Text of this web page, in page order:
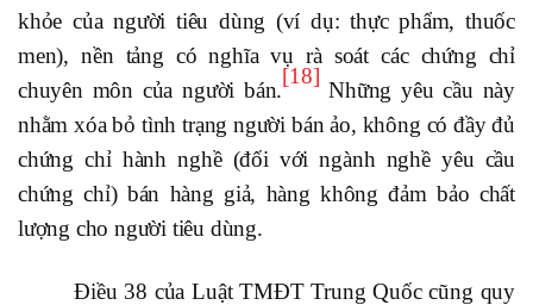
khỏe của người tiêu dùng (ví dụ: thực phẩm, thuốc
men), nền tảng có nghĩa vụ rà soát các chứng chỉ
chuyên môn của người bán.
[18]
Những yêu cầu này
nhằm xóa bỏ tình trạng người bán ảo, không có đầy đủ
chứng chỉ hành nghề (đối với ngành nghề yêu cầu
chứng chỉ) bán hàng giả, hàng không đảm bảo chất
lượng cho người tiêu dùng.
Điều 38 của Luật TMĐT Trung Quốc cũng quy